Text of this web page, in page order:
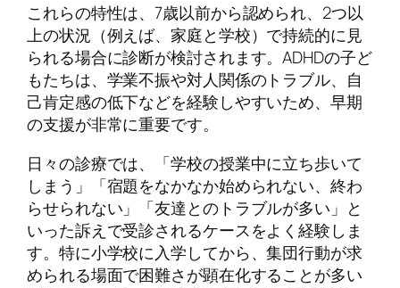
これらの特性は、7歳以前から認められ、2つ以
上の状況（例えば、家庭と学校）で持続的に見
られる場合に診断が検討されます。ADHDの子ど
もたちは、学業不振や対人関係のトラブル、自
己肯定感の低下などを経験しやすいため、早期
の支援が非常に重要です。
日々の診療では、「学校の授業中に立ち歩いて
しまう」「宿題をなかなか始められない、終わ
らせられない」「友達とのトラブルが多い」と
いった訴えで受診されるケースをよく経験しま
す。特に小学校に入学してから、集団行動が求
められる場面で困難さが顕在化することが多い